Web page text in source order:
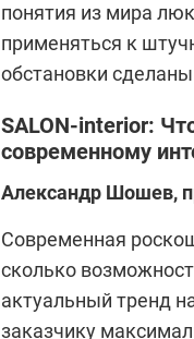
понятия из мира
применяться к
обстановки
SALON-interior:
современному
Александр Шошев,
Современная
сколько
актуальный тренд
заказчику